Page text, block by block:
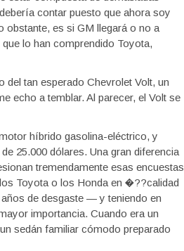
contar puesto que ahora soy
obstante, es si GM llegará o no a
lo han comprendido Toyota,
del tan esperado Chevrolet Volt, un
echo a temblar. Al parecer, el Volt se
híbrido gasolina-eléctrico, y
25.000 dólares. Una gran diferencia
tremendamente esas encuestas
Toyota o los Honda en �??calidad
de desgaste — y teniendo en
importancia. Cuando era un
sedán familiar cómodo preparado